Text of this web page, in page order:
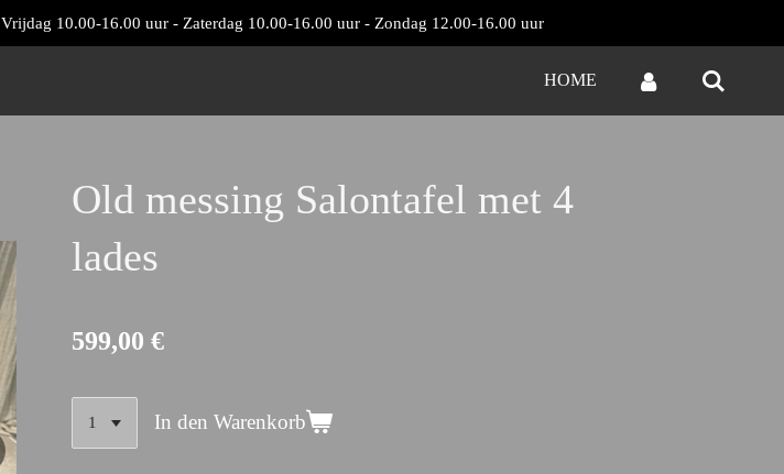
Vrijdag 10.00-16.00 uur - Zaterdag 10.00-16.00 uur - Zondag 12.00-16.00 uur
HOME
Old messing Salontafel met 4
lades
599,00 €
In den Warenkorb